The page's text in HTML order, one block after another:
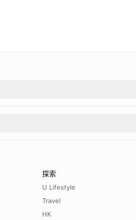
探索
U Lifestyle
Travel
HK